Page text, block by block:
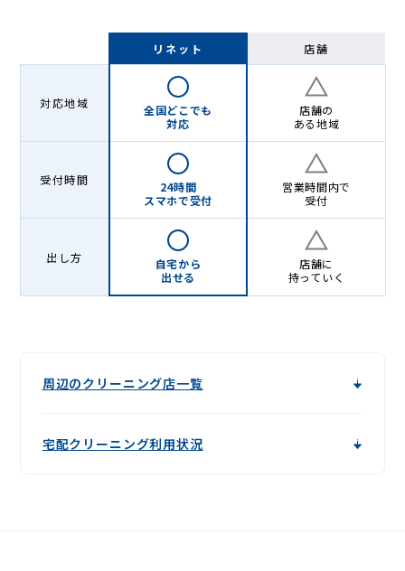
リネット 店舗
対応地域
全国どこでも
対応
店舗の
ある地域
受付時間
24時間
スマホで受付
営業時間内で
受付
出し方
自宅から
出せる
店舗に
持っていく
周辺のクリーニング店一覧
宅配クリーニング利用状況